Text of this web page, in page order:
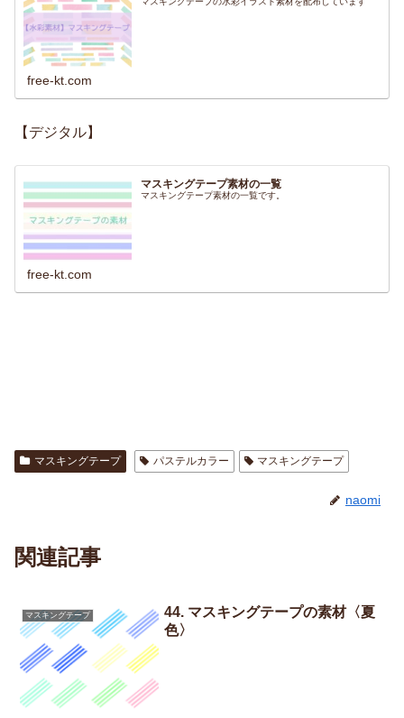
free-kt.com
【デジタル】
マスキングテープ素材の一覧
マスキングテープ素材の一覧です。
free-kt.com
マスキングテープ パステルカラー マスキングテープ
naomi
関連記事
マスキングテープ
44. マスキングテープの素材〈夏
色〉